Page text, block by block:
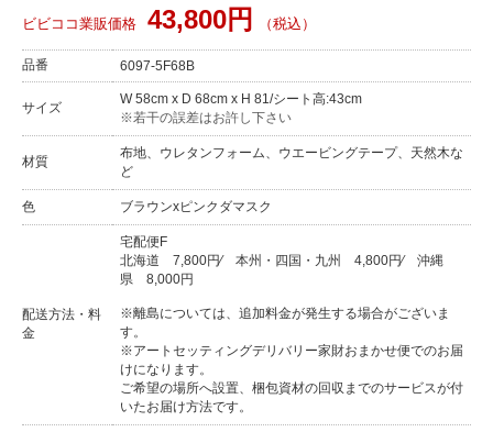
ビビココ業販価格
43,800円 （税込）
品番 6097-5F68B
サイズ
W 58cm x D 68cm x H 81/シート高:43cm
※若干の誤差はお許し下さい
材質
布地、ウレタンフォーム、ウエービングテープ、天然木な
ど
色 ブラウンxピンクダマスク
配送方法・料
金
宅配便F
北海道
7,800円⁄ 本州・四国・九州 4,800円⁄ 沖縄
県
8,000円
※離島については、追加料金が発生する場合がございま
す。
※アートセッティングデリバリー家財おまかせ便でのお届
けになります。
ご希望の場所へ設置、梱包資材の回収までのサービスが付
いたお届け方法です。